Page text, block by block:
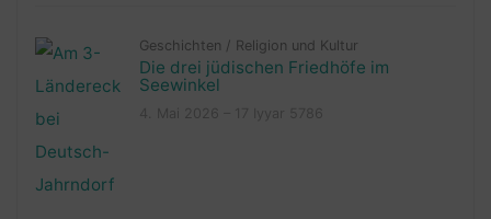
Geschichten / Religion und Kultur
Die drei jüdischen Friedhöfe im
Seewinkel